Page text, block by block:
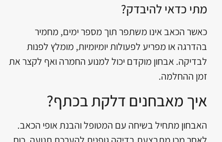
מתי כדאי להיבדק?
כאשר הכאב אינו משתפר תוך מספר ימים, מחמיר
בהדרגה או מפריע לפעולות יומיומיות, מומלץ לפנות
לבדיקה. אבחון מוקדם יכול למנוע החמרה ואף לקצר את
זמן ההחלמה.
איך מאבחנים דלקת בכתף?
האבחון מתחיל בשיחה עם המטופל והבנת אופי הכאב.